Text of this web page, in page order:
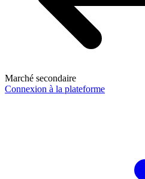
Marché secondaire
Connexion à la plateforme